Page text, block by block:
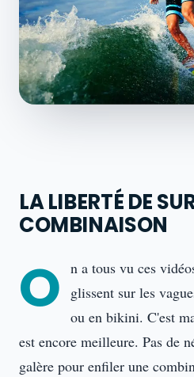
LA LIBERTÉ DE
COMBINAISON
O n a tous vu ces
glissent sur les
ou en bikini. C'est
est encore meilleure. Pas de
galère pour enfiler une